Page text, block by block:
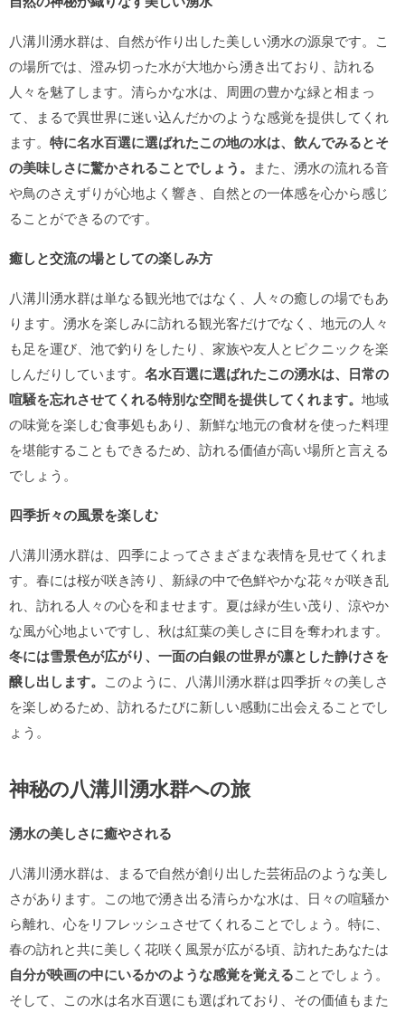
八溝川湧水群は、自然が作り出した美しい湧水の源泉です。こ
の場所では、澄み切った水が大地から湧き出ており、訪れる
人々を魅了します。清らかな水は、周囲の豊かな緑と相まっ
て、まるで異世界に迷い込んだかのような感覚を提供してくれ
ます。 特に名水百選に選ばれたこの地の水は、飲んでみるとそ
の美味しさに驚かされることでしょう。 また、湧水の流れる音
や鳥のさえずりが心地よく響き、自然との一体感を心から感じ
ることができるのです。
癒しと交流の場としての楽しみ方
八溝川湧水群は単なる観光地ではなく、人々の癒しの場でもあ
ります。湧水を楽しみに訪れる観光客だけでなく、地元の人々
も足を運び、池で釣りをしたり、家族や友人とピクニックを楽
しんだりしています。 名水百選に選ばれたこの湧水は、日常の
喧騒を忘れさせてくれる特別な空間を提供してくれます。 地域
の味覚を楽しむ食事処もあり、新鮮な地元の食材を使った料理
を堪能することもできるため、訪れる価値が高い場所と言える
でしょう。
四季折々の風景を楽しむ
八溝川湧水群は、四季によってさまざまな表情を見せてくれま
す。春には桜が咲き誇り、新緑の中で色鮮やかな花々が咲き乱
れ、訪れる人々の心を和ませます。夏は緑が生い茂り、涼やか
な風が心地よいですし、秋は紅葉の美しさに目を奪われます。
冬には雪景色が広がり、一面の白銀の世界が凛とした静けさを
醸し出します。 このように、八溝川湧水群は四季折々の美しさ
を楽しめるため、訪れるたびに新しい感動に出会えることでし
ょう。
神秘の八溝川湧水群への旅
湧水の美しさに癒やされる
八溝川湧水群は、まるで自然が創り出した芸術品のような美し
さがあります。この地で湧き出る清らかな水は、日々の喧騒か
ら離れ、心をリフレッシュさせてくれることでしょう。特に、
春の訪れと共に美しく花咲く風景が広がる頃、訪れたあなたは
自分が映画の中にいるかのような感覚を覚えることでしょう。
そして、この水は名水百選にも選ばれており、その価値もまた